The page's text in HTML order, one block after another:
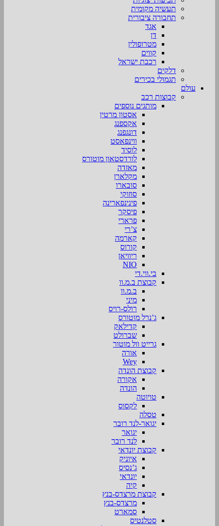
תעשיה מקומית
תחבורה ציבורית
אגד
דן
מטרופולין
קווים
רכבת ישראל
דלקים
תגמולי בכירים
עולם
קבוצות רכב
מותגים נוספים
אסטון מרטין
אקספנג
דונגפנג
ווינפאסט
לוסיד
לורדסטאון מוטורס
מאזדה
מקלארן
סובארו
סוזוקי
פינינפארינה
פיסקר
פרארי
צ’רי
קארמה
קורוס
ריוויאן
NIO
בי.ווי.די
קבוצת ב.מ.וו
ב.מ.וו
מיני
רולס-רויס
ג’נרל מוטורס
קדילאק
שברולט
גרייט וול מוטור
אורה
Wey
קבוצת הונדה
אקורה
הונדה
טויוטה
לקסוס
טסלה
יגואר-לנד רובר
יגואר
לנד רובר
קבוצת יונדאי
איוניק
ג’נסיס
יונדאי
קיה
קבוצת מרצדס-בנץ
מרצדס-בנץ
סמארט
סטלנטיס